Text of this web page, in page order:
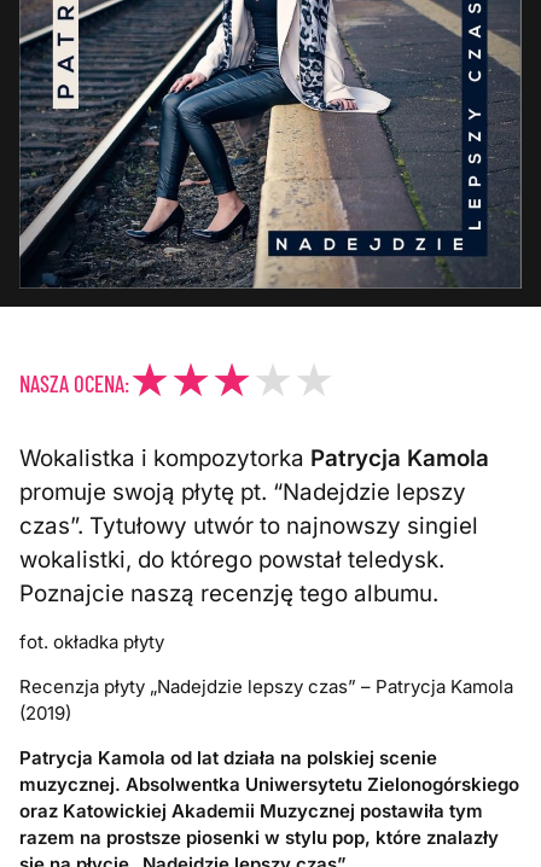
NASZA OCENA:
Wokalistka i kompozytorka Patrycja Kamola
promuje swoją płytę pt. “Nadejdzie lepszy
czas”. Tytułowy utwór to najnowszy singiel
wokalistki, do którego powstał teledysk.
Poznajcie naszą recenzję tego albumu.
fot. okładka płyty
Recenzja płyty „Nadejdzie lepszy czas” – Patrycja Kamola
(2019)
Patrycja Kamola od lat działa na polskiej scenie
muzycznej. Absolwentka Uniwersytetu Zielonogórskiego
oraz Katowickiej Akademii Muzycznej postawiła tym
razem na prostsze piosenki w stylu pop, które znalazły